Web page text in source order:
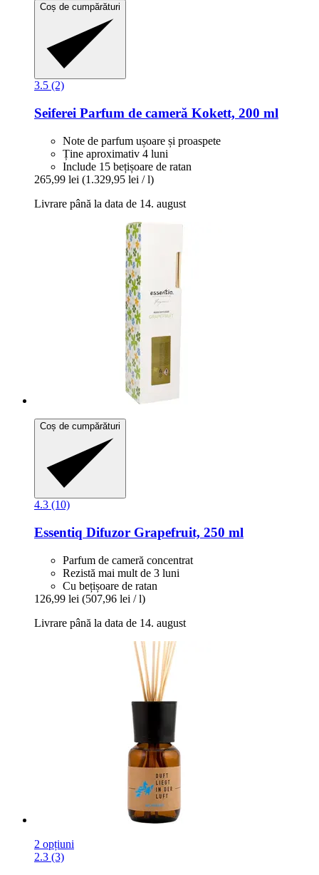
Coș de cumpărături
3.5 (2)
Seiferei Parfum de cameră Kokett, 200 ml
Note de parfum ușoare și proaspete
Ține aproximativ 4 luni
Include 15 bețișoare de ratan
265,99 lei (1.329,95 lei / l)
Livrare până la data de 14. august
Coș de cumpărături
4.3 (10)
Essentiq Difuzor Grapefruit, 250 ml
Parfum de cameră concentrat
Rezistă mai mult de 3 luni
Cu bețișoare de ratan
126,99 lei (507,96 lei / l)
Livrare până la data de 14. august
2 opțiuni
2.3 (3)